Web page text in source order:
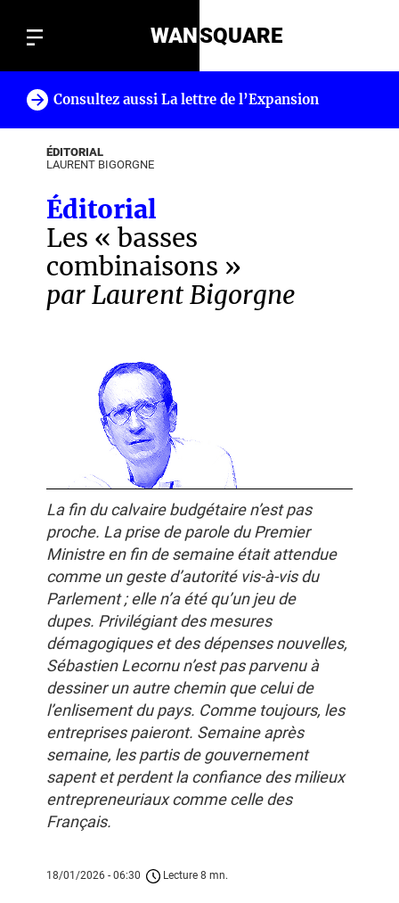
WANSQUARE
Consultez aussi La lettre de l’Expansion
ÉDITORIAL
LAURENT BIGORGNE
Éditorial
Les « basses
combinaisons »
par Laurent Bigorgne
La fin du calvaire budgétaire n’est pas
proche. La prise de parole du Premier
Ministre en fin de semaine était attendue
comme un geste d’autorité vis-à-vis du
Parlement ; elle n’a été qu’un jeu de
dupes. Privilégiant des mesures
démagogiques et des dépenses nouvelles,
Sébastien Lecornu n’est pas parvenu à
dessiner un autre chemin que celui de
l’enlisement du pays. Comme toujours, les
entreprises paieront. Semaine après
semaine, les partis de gouvernement
sapent et perdent la confiance des milieux
entrepreneuriaux comme celle des
Français.
18/01/2026 - 06:30 Lecture 8 mn.